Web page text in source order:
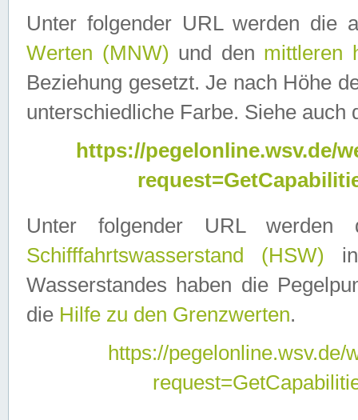
Unter folgender URL werden die
Werten (MNW) und den mittleren
Beziehung gesetzt. Je nach Höhe
unterschiedliche Farbe. Siehe auch
https://pegelonline.wsv.de/
Unter folgender URL
Schifffahrtswasserstand (HSW)
Wasserstandes haben die
die Hilfe zu den Grenzwerten.
https://